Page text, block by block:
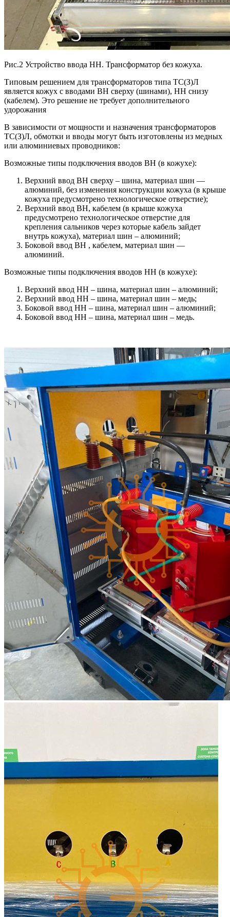
Рис.2 Устройство ввода НН. Трансформатор без кожуха.
Типовым решением для трансформаторов типа ТС(З)Л
является кожух с вводами ВН сверху (шинами), НН снизу
(кабелем). Это решение не требует дополнительного
удорожания
В зависимости от мощности и назначения трансформаторов
ТС(З)Л, обмотки и вводы могут быть изготовлены из медных
или алюминиевых проводников:
Возможные типы подключения вводов ВН (в кожухе):
Верхний ввод ВН сверху – шина, материал шин —
алюминий, без изменения конструкции кожуха (в крыше
кожуха предусмотрено технологическое отверстие);
Верхний ввод ВН, кабелем (в крыше кожуха
предусмотрено технологическое отверстие для
крепления сальников через которые кабель зайдет
внутрь кожуха), материал шин – алюминий;
Боковой ввод ВН , кабелем, материал шин —
алюминий.
Возможные типы подключения вводов НН (в кожухе):
Верхний ввод НН – шина, материал шин – алюминий;
Верхний ввод НН – шина, материал шин – медь;
Боковой ввод НН – шина, материал шин – алюминий;
Боковой ввод НН – шина, материал шин – медь.